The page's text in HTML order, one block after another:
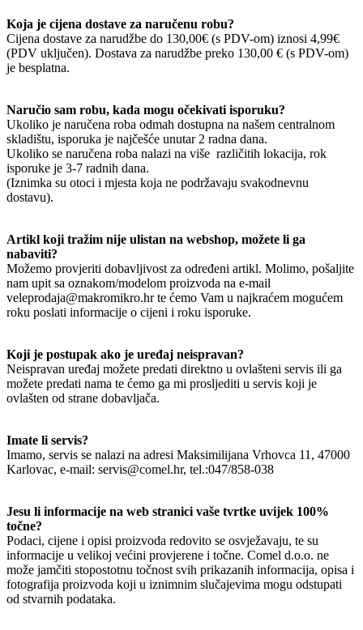
Koja je cijena dostave za naručenu robu?
Cijena dostave za narudžbe do 130,00€ (s PDV-om) iznosi 4,99€
(PDV uključen). Dostava za narudžbe preko 130,00 € (s PDV-om)
je besplatna.
Naručio sam robu, kada mogu očekivati isporuku?
Ukoliko je naručena roba odmah dostupna na našem centralnom
skladištu, isporuka je najčešće unutar 2 radna dana.
Ukoliko se naručena roba nalazi na više različitih lokacija, rok
isporuke je 3-7 radnih dana.
(Iznimka su otoci i mjesta koja ne podržavaju svakodnevnu
dostavu).
Artikl koji tražim nije ulistan na webshop, možete li ga
nabaviti?
Možemo provjeriti dobavljivost za određeni artikl. Molimo, pošaljite
nam upit sa oznakom/modelom proizvoda na e-mail
veleprodaja@makromikro.hr te ćemo Vam u najkraćem mogućem
roku poslati informacije o cijeni i roku isporuke.
Koji je postupak ako je uređaj neispravan?
Neispravan uređaj možete predati direktno u ovlašteni servis ili ga
možete predati nama te ćemo ga mi prosljediti u servis koji je
ovlašten od strane dobavljača.
Imate li servis?
Imamo, servis se nalazi na adresi Maksimilijana Vrhovca 11, 47000
Karlovac, e-mail: servis@comel.hr, tel.:047/858-038
Jesu li informacije na web stranici vaše tvrtke uvijek 100%
točne?
Podaci, cijene i opisi proizvoda redovito se osvježavaju, te su
informacije u velikoj većini provjerene i točne. Comel d.o.o. ne
može jamčiti stopostotnu točnost svih prikazanih informacija, opisa i
fotografija proizvoda koji u iznimnim slučajevima mogu odstupati
od stvarnih podataka.